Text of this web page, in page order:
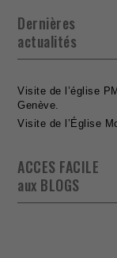
Dernières
actualités
Visite de l’église
Genève.
Visite de l’Église
ACCES FACILE
aux BLOGS